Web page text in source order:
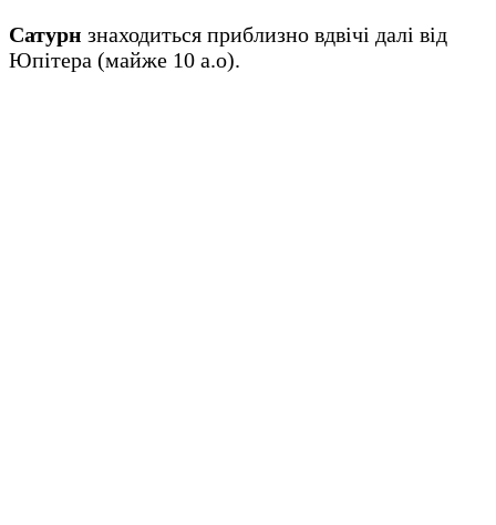
Сатурн знаходиться приблизно вдвічі далі від
Юпітера (майже 10 а.о).